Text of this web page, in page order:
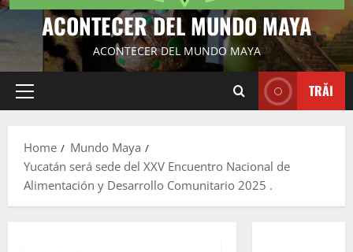
ACONTECER DEL MUNDO MAYA
ACONTECER DEL MUNDO MAYA
Primary
TRĂI
Home
Mundo Maya
Yucatán será sede del XXV Encuentro Nacional de
Alimentación y Desarrollo Comunitario 2025 .